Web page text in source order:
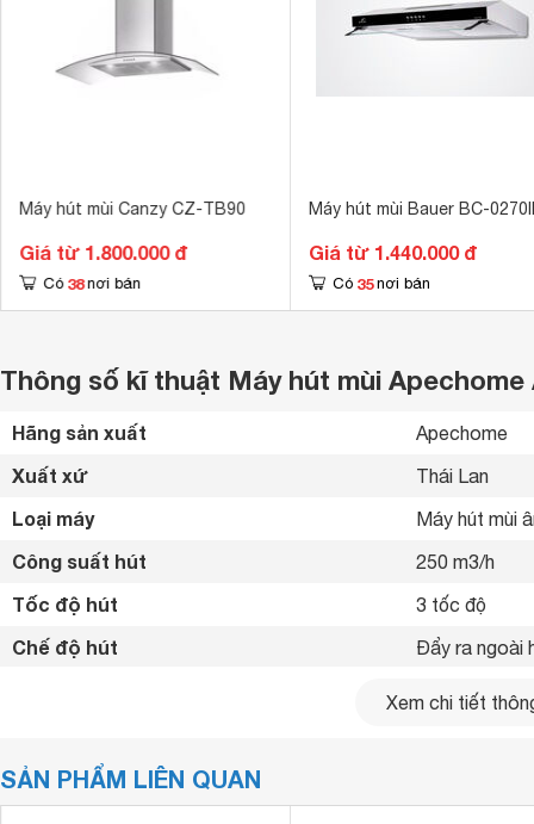
Máy hút mùi Canzy CZ-TB90
Giá từ 1.800.000 đ
Có 38 nơi bán
Máy hút mùi Bauer BC-
Giá từ 1.440.000 đ
Có 35 nơi bán
Thông số kĩ thuật Máy hút mùi Apechome
Hãng sản xuất Apechome
Xuất xứ Thái Lan
Loại máy Máy hút mùi
Công suất hút 250 m3/h
Tốc độ hút 3 tốc độ
Chế độ hút Đẩy ra ngoài
Thép không
Số quạt hút
Xem chi tiết
SẢN PHẨM LIÊN QUAN